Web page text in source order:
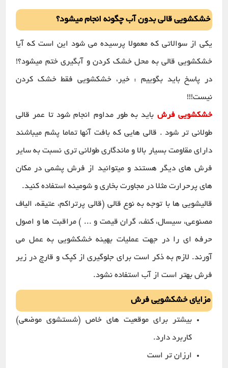
خشکشویی قالی بدون آب چگونه انجام میشود؟
یکی از سوالاتی که معمولا پرسیده می شود این است که آیا
خشکشویی قالی به محل خشک کردن و آبگیری ختم میشود؟!
در پاسخ باید بگوییم : خیر، خشکشویی فقط خشک کردن
نیست!!!
خشکشویی فرش باید به طور مداوم انجام شود تا عمر قالی
طولانی تر شود . قالی هایی که بافت آنها تماما پشم میباشند
دارای مقاومت بسیار بالا و ماندگاری طولانی تری نسبت به سایر
فرش های دیگر هستند و میتوانید از فرش پشمی در مکان
های پرحرارت مثلا در مجاورت بخاری و شومینه استفاده کنید.
قالیشویی ها با توجه به نوع قالی (قالی پرتراکم، عتیقه، الیاف
مصنوعی، سیسال، کنف، گران قیمت و ... ) مراقبت ها و اصول
حرفه ای را در جهت عملیات بهینه خشکشویی به عمل می
آورند. لازم به ذکر است برای جلوگیری از کپک و قارچ در زیر
فرش بهتر است از آب استفاده نشود.
مزایای خشکشویی فرش
بیشتر برای موقعیت های خاص (شستشوی موضعی)
کاربرد دارد.
ارزان تر است